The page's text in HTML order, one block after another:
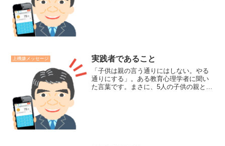
上機嫌メッセージ 実践者であること
「子供は親の言う通りにはしない。やる
通りにする」。ある教育心理学者に聞い
た言葉です。まさに、5人の子供の親とし